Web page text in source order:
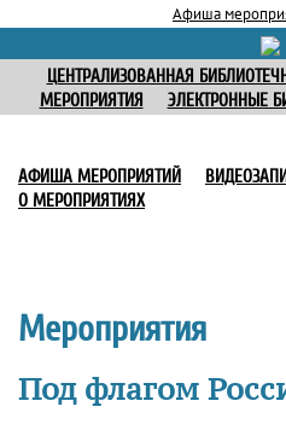
Афиша
ЦЕНТРАЛИЗОВАННАЯ
МЕРОПРИЯТИЯ
ЭЛЕКТРОННЫЕ
АФИША МЕРОПРИЯТИЙ
О МЕРОПРИЯТИЯХ
Мероприятия
Под флагом